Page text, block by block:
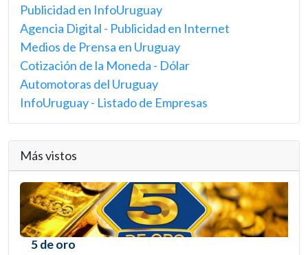
Publicidad en InfoUruguay
Agencia Digital - Publicidad en Internet
Medios de Prensa en Uruguay
Cotización de la Moneda - Dólar
Automotoras del Uruguay
InfoUruguay - Listado de Empresas
Más vistos
5 de oro